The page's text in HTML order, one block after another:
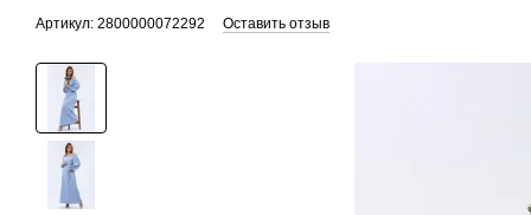
Артикул: 2800000072292 Оставить отзыв